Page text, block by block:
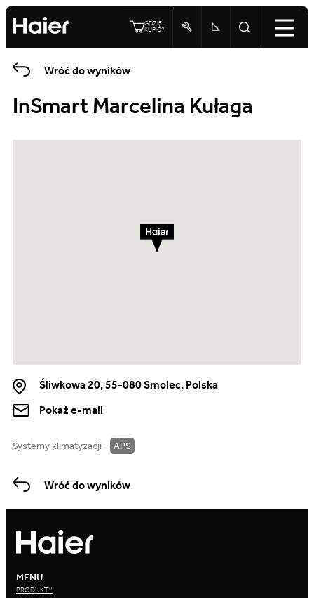
GDZIE
KUPIĆ?
Wróć do wyników
InSmart Marcelina Kułaga
Śliwkowa 20, 55-080 Smolec, Polska
Pokaż e-mail
Systemy klimatyzacji - APS
Wróć do wyników
MENU
PRODUKTY